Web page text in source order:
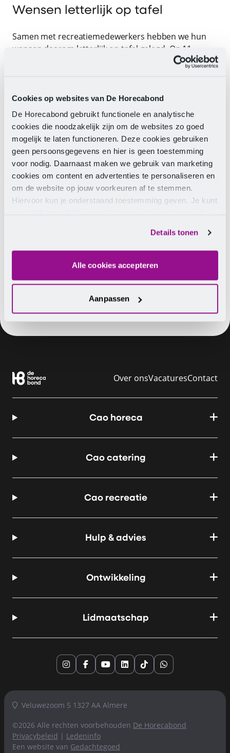
Cookies op websites van De Horecabond
De Horecabond gebruikt functionele en analytische
cookies die noodzakelijk zijn om de websites zo goed
mogelijk te laten functioneren. Deze cookies gebruiken
geen persoonsgegevens en hier is geen toestemming
voor nodig. Daarnaast maken we gebruik van marketing
cookies om content en advertenties te personaliseren en
om de website op jouw voorkeuren af te stemmen.
Hiervoor kun je onderstaand toestemming geven. Je kunt
Details tonen
Alle cookies accepteren
Aanpassen
Wensen letterlijk op tafel
Samen met recreatiemedewerkers hebben we hun
wensen daarom letterlijk op tafel gelegd. Op 11
februari overhandigden we een tafelkleed vol ideeën
Met een duidelijk signaal: neem
recreatiemedewerkers serieus. Stilstand is geen
optie.
Waar het om gaat
Recreatiemedewerkers verdienen waardering die je
terugziet in betere arbeidsvoorwaarden. Zij willen
nodig om mensen te behouden voor de sector en om
samen te bouwen aan een toekomstbestendige
Over onsVacaturesContact
Cao horeca
Cao catering
Cao recreatie
Hulp & advies
Ontwikkeling
Lidmaatschap
Instagram
Facebook
YouTubeLinkedIn
TikTokWhatsapp
Veluwezoom 5 1327 AA Almere
©2026 Alle rechten voorbehouden De Horecabond
Privacybeleid | Ledeninfo
Een website van Gedachtegoed